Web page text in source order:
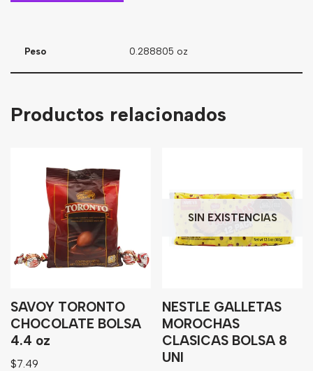
Peso 0.288805 oz
Productos relacionados
SAVOY TORONTO
CHOCOLATE BOLSA
4.4 oz
$7.49
SIN EXISTENCIAS
NESTLE GALLETAS
MOROCHAS
CLASICAS BOLSA 8
UNI